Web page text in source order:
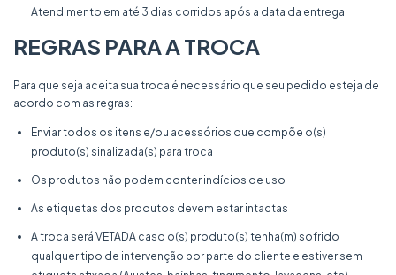
Atendimento em até 3 dias corridos após a data da entrega
REGRAS PARA A TROCA
Para que seja aceita sua troca é necessário que seu pedido esteja de
acordo com as regras:
Enviar todos os itens e/ou acessórios que compõe o(s)
produto(s) sinalizada(s) para troca
Os produtos não podem conter indícios de uso
As etiquetas dos produtos devem estar intactas
A troca será VETADA caso o(s) produto(s) tenha(m) sofrido
qualquer tipo de intervenção por parte do cliente e estiver sem